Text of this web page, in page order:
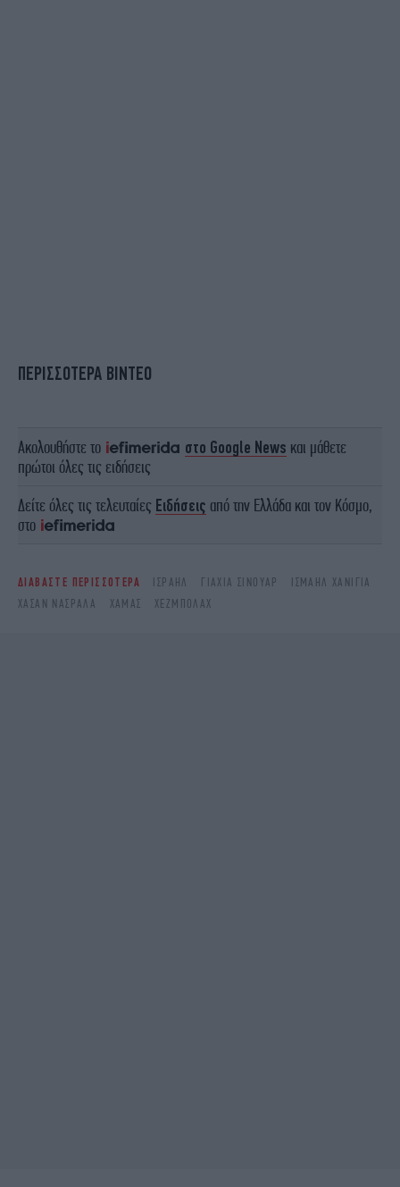
ΠΕΡΙΣΣΟΤΕΡΑ ΒΙΝΤΕΟ
Ακολουθήστε το στο Google News και μάθετε
πρώτοι όλες τις ειδήσεις
Δείτε όλες τις τελευταίες Ειδήσεις από την Ελλάδα και τον Κόσμο,
στο
ΔΙΑΒΑΣΤΕ ΠΕΡΙΣΣΟΤΕΡΑ ΙΣΡΑΉΛ ΓΙΑΧΙΑ ΣΙΝΟΥΑΡ
ΙΣΜΑΗΛ ΧΑΝΙΓΙΑ
ΧΑΣΆΝ ΝΑΣΡΆΛΑ
ΧΑΜΆΣ ΧΕΖΜΠΟΛΆΧ